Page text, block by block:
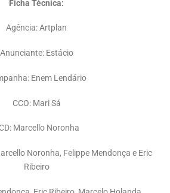
Ficha Técnica:
Agência:Artplan
Anunciante: Estácio
Enem Lendário
CCO: Mari Sá
Marcello Noronha
Noronha, Felippe Mendonça e Eric
Ribeiro